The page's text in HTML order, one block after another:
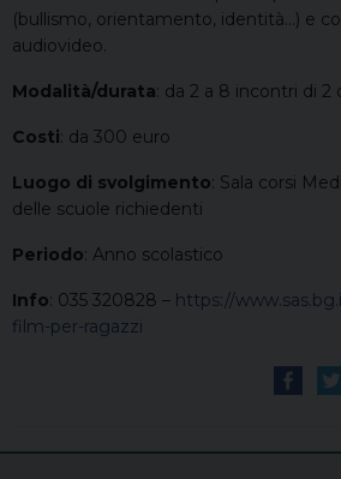
(bullismo, orientamento, identità…) e
audiovideo.
Modalità/durata: da 2 a 8 incontri di 2
Costi: da 300 euro
Luogo di svolgimento: Sala corsi
delle scuole richiedenti
Periodo: Anno scolastico
Info: 035 320828 – https://
film-per-ragazzi